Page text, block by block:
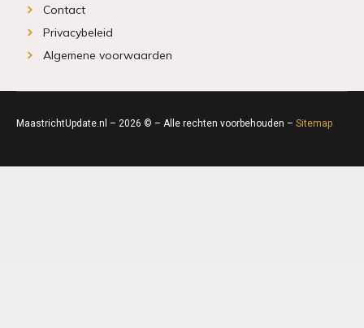
Contact
Privacybeleid
Algemene voorwaarden
MaastrichtUpdate.nl – 2026 © – Alle rechten voorbehouden – Sitemap